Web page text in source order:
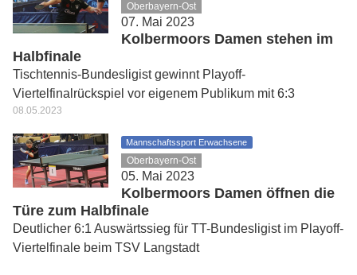
Oberbayern-Ost
07. Mai 2023
Kolbermoors Damen stehen im
Halbfinale
Tischtennis-Bundesligist gewinnt Playoff-
Viertelfinalrückspiel vor eigenem Publikum mit 6:3
08.05.2023
Mannschaftssport Erwachsene
Oberbayern-Ost
05. Mai 2023
Kolbermoors Damen öffnen die
Türe zum Halbfinale
Deutlicher 6:1 Auswärtssieg für TT-Bundesligist im Playoff-
Viertelfinale beim TSV Langstadt